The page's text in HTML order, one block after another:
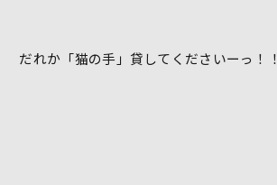
だれか「猫の手」貸してくださいーっ！！